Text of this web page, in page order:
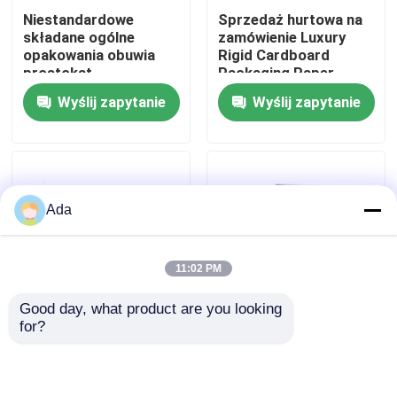
Pokaz VR
O nas
Kontrola jakości
Skontaktuj się z nami
Aktualności
Niestandardowe
składane ogólne
opakowania obuwia
prostokąt
niestandardowe puste
czarne ubrania
kartonowe pudełko
Wyślij zapytanie
Sprzedaż hurtowa na
zamówienie Luxury
Rigid Cardboard
Packaging Paper
Ribbon Foldable
Bridesmaid Gift Box
Wyślij zapytanie
Luksusowe kartonowe
Ada
11:02 PM
Good day, what product are you looking
for?